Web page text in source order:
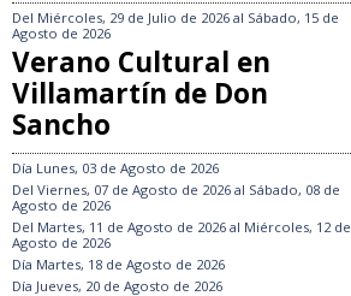
Del Miércoles, 29 de Julio de 2026 al Sábado, 15 de
Agosto de 2026
Verano Cultural en
Villamartín de Don
Sancho
Día Lunes, 03 de Agosto de 2026
Del Viernes, 07 de Agosto de 2026 al Sábado, 08 de
Agosto de 2026
Del Martes, 11 de Agosto de 2026 al Miércoles, 12 de
Agosto de 2026
Día Martes, 18 de Agosto de 2026
Día Jueves, 20 de Agosto de 2026